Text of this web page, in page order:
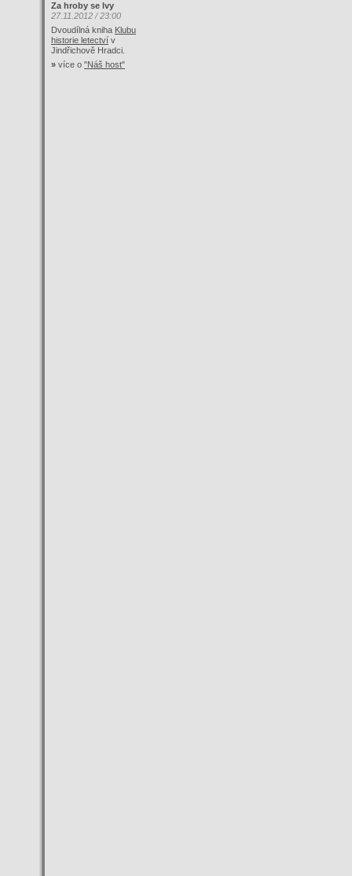
Za hroby se lvy
27.11.2012 / 23:00
Dvoudílná kniha Klubu
historie letectví v
Jindřichově Hradci.
» více o "Náš host"